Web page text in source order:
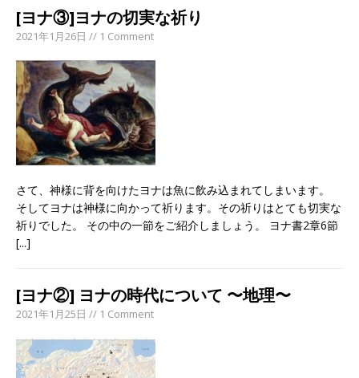
[ヨナ③]ヨナの切実な祈り
2021年1月26日 // 1 Comment
さて、神様に背を向けたヨナは魚に飲み込まれてしまいます。
そしてヨナは神様に向かって祈ります。その祈りはとても切実な
祈りでした。 その中の一節をご紹介しましょう。 ヨナ書2章6節
[...]
[ヨナ②] ヨナの時代について 〜地理〜
2021年1月25日 // 1 Comment